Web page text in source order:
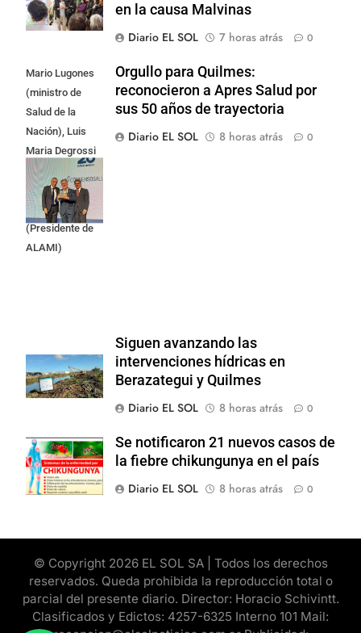
en la causa Malvinas
Diario EL SOL
7 horas atrás 0
Mario Lugones
(ministro de
Salud de la
Nación), Luis
Maria Degrossi
(Presidente de
Apres Salud) y
Cristian Mazza
(Presidente de
ALAMI)
Orgullo para Quilmes:
reconocieron a Apres Salud por
sus 50 años de trayectoria
Diario EL SOL
8 horas atrás 0
Siguen avanzando las
intervenciones hídricas en
Berazategui y Quilmes
Diario EL SOL
8 horas atrás 0
Se notificaron 21 nuevos casos de
la fiebre chikungunya en el país
Diario EL SOL
8 horas atrás 0
© Copyright 2026 EL SOL SA | Todos los derechos
reservados. Queda prohibida la reproducción total o
parcial del presente diario. Director: Horacio Schivintt.
Clasificados y Edictos: 4257-6325 Interno 101 Mail: